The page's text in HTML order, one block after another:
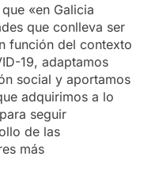
«en Galicia
que conlleva ser
función del contexto
19, adaptamos
social y aportamos
adquirimos a lo
seguir
de las
más